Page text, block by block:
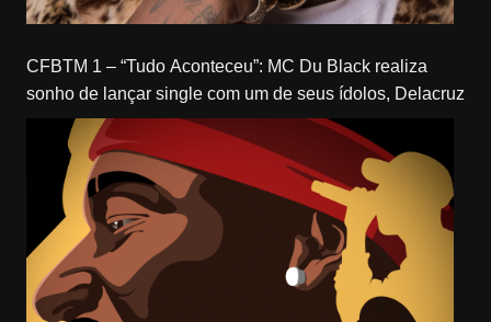
CFBTM 1 – “Tudo Aconteceu”: MC Du Black realiza
sonho de lançar single com um de seus ídolos, Delacruz